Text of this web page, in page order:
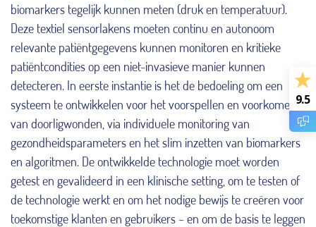
9.5
biomarkers tegelijk kunnen meten (druk en temperatuur).
Deze textiel sensorlakens moeten continu en autonoom
relevante patiëntgegevens kunnen monitoren en kritieke
patiëntcondities op een niet-invasieve manier kunnen
detecteren. In eerste instantie is het de bedoeling om een ​​
systeem te ontwikkelen voor het voorspellen en voorkomen
van doorligwonden, via individuele monitoring van
gezondheidsparameters en het slim inzetten van biomarkers
en algoritmen. De ontwikkelde technologie moet worden
getest en gevalideerd in een klinische setting, om te testen of
de technologie werkt en om het nodige bewijs te creëren voor
toekomstige klanten en gebruikers – en om de basis te leggen